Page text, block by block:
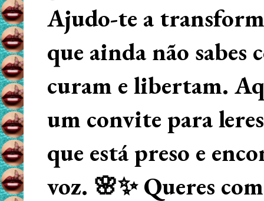
Ajudo-te a
que ainda não
curam e libertam.
um convite para
que está preso e
voz. 🌸✨ Queres